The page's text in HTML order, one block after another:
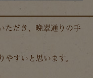
ただき、晩翠通りの手
すいと思います。